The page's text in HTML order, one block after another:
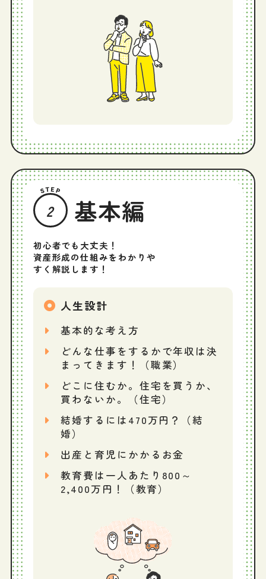
2 基本編
初心者でも大丈夫！
資産形成の仕組みをわかりや
すく解説します！
人生設計
基本的な考え方
どんな仕事をするかで年収は決
まってきます！（職業）
どこに住むか。住宅を買うか、
買わないか。（住宅）
結婚するには470万円？（結
婚）
出産と育児にかかるお金
教育費は一人あたり800～
2,400万円！（教育）